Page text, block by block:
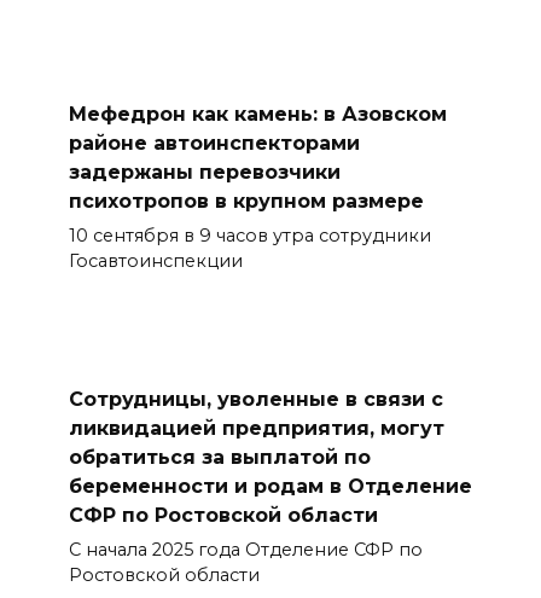
Мефедрон как камень: в Азовском
районе автоинспекторами
задержаны перевозчики
психотропов в крупном размере
10 сентября в 9 часов утра сотрудники
Госавтоинспекции
Сотрудницы, уволенные в связи с
ликвидацией предприятия, могут
обратиться за выплатой по
беременности и родам в Отделение
СФР по Ростовской области
С начала 2025 года Отделение СФР по
Ростовской области